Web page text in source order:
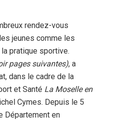
rendez-vous
jeunes comme les
pratique sportive.
pages suivantes), a
dans le cadre de la
et Santé La Moselle en
Cymes. Depuis le 5
Département en